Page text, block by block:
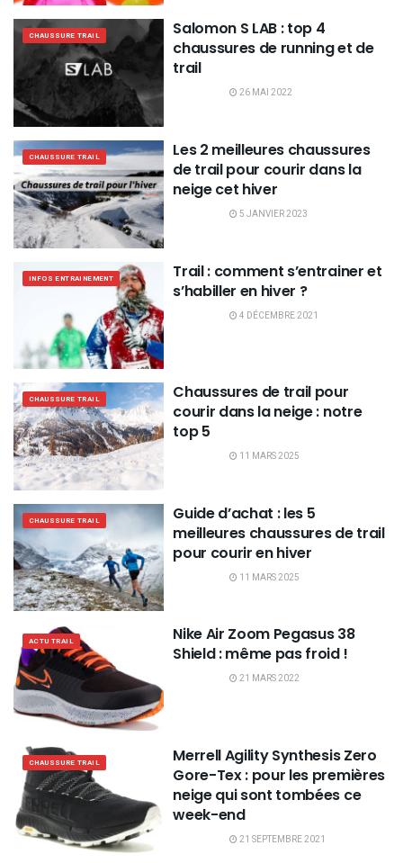
CHAUSSURE TRAIL
Salomon S LAB : top 4
chaussures de running et de
trail
26 MAI 2022
CHAUSSURE TRAIL
Les 2 meilleures chaussures
de trail pour courir dans la
neige cet hiver
5 JANVIER 2023
INFOS ENTRAINEMENT
Trail : comment s’entrainer et
s’habiller en hiver ?
4 DÉCEMBRE 2021
CHAUSSURE TRAIL
Chaussures de trail pour
courir dans la neige : notre
top 5
11 MARS 2025
CHAUSSURE TRAIL
Guide d’achat : les 5
meilleures chaussures de trail
pour courir en hiver
11 MARS 2025
ACTU TRAIL
Nike Air Zoom Pegasus 38
Shield : même pas froid !
21 MARS 2022
CHAUSSURE TRAIL
Merrell Agility Synthesis Zero
Gore-Tex : pour les premières
neige qui sont tombées ce
week-end
21 SEPTEMBRE 2021